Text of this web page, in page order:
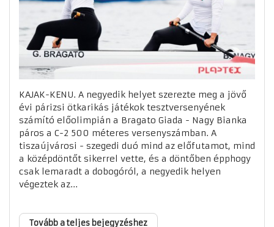
KAJAK-KENU. A negyedik helyet szerezte meg a jövő
évi párizsi ötkarikás játékok tesztversenyének
számító előolimpián a Bragato Giada - Nagy Bianka
páros a C-2 500 méteres versenyszámban. A
tiszaújvárosi - szegedi duó mind az előfutamot, mind
a középdöntőt sikerrel vette, és a döntőben épphogy
csak lemaradt a dobogóról, a negyedik helyen
végeztek az...
Tovább a teljes bejegyzéshez